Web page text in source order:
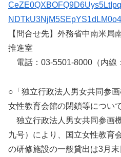
【問合せ先】外務省中南米
推進室
電話：03-5501-8000（内線
○「独立行政法人男女共同参
女性教育会館の閉鎖等につい
独立行政法人男女共同参画
九号）により、国立女性教育
の研修施設の一般貸出は3月末